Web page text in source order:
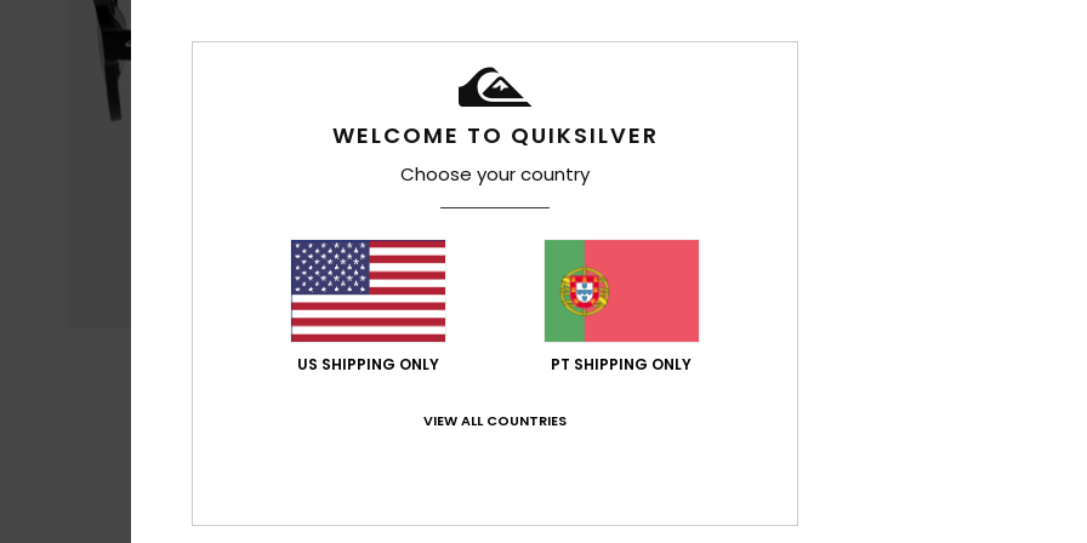
WELCOME TO QUIKSILVER
Choose your country
US SHIPPING ONLY PT SHIPPING ONLY
VIEW ALL COUNTRIES